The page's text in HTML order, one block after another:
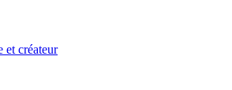
et créateur